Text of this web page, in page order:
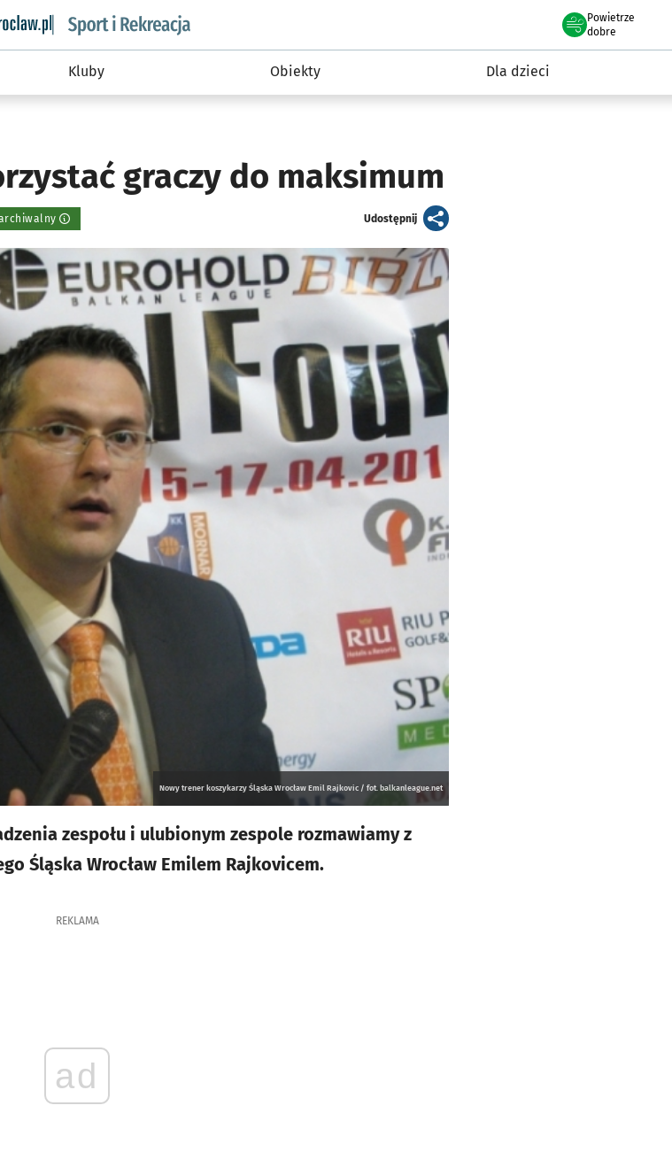
informacyjny wroclaw.pl podserwis: Sport i rekreacja
Powietrze
we Wrocławiu
dobre
Kluby Obiekty Dla dzieci
graczy do maksimum
Udostępnijartykuł
Nowy trener koszykarzy Śląska Wrocław Emil Rajkovic / fot. balkanleague.net
zespołu i ulubionym zespole rozmawiamy z
Śląska Wrocław Emilem Rajkovicem.
REKLAMA
ad